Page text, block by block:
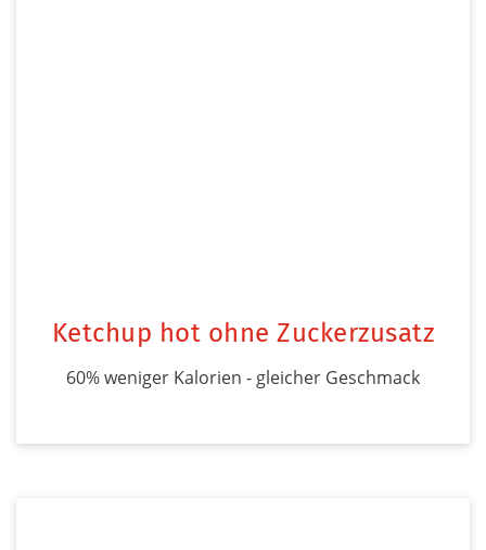
Ketchup hot ohne Zuckerzusatz
60% weniger Kalorien - gleicher Geschmack